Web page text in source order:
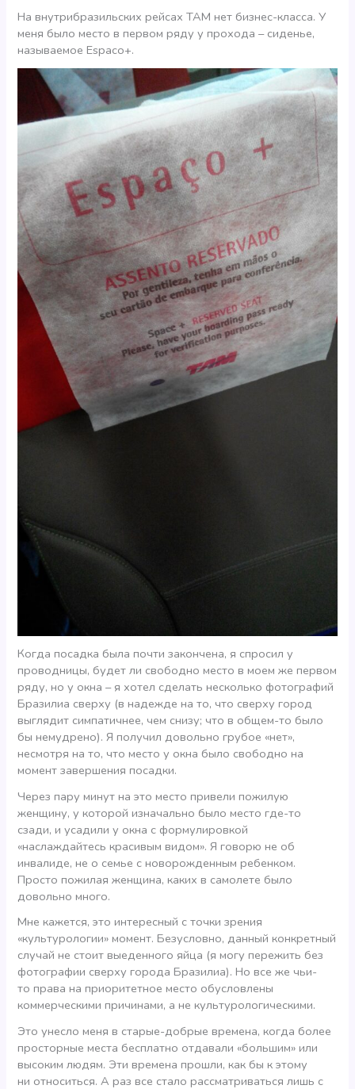
На внутрибразильских рейсах ТАМ нет бизнес-класса. У
меня было место в первом ряду у прохода – сиденье,
называемое Espaco+.
Когда посадка была почти закончена, я спросил у
проводницы, будет ли свободно место в моем же первом
ряду, но у окна – я хотел сделать несколько фотографий
Бразилиа сверху (в надежде на то, что сверху город
выглядит симпатичнее, чем снизу; что в общем-то было
бы немудрено). Я получил довольно грубое «нет»,
несмотря на то, что место у окна было свободно на
момент завершения посадки.
Через пару минут на это место привели пожилую
женщину, у которой изначально было место где-то
сзади, и усадили у окна с формулировкой
«наслаждайтесь красивым видом». Я говорю не об
инвалиде, не о семье с новорожденным ребенком.
Просто пожилая женщина, каких в самолете было
довольно много.
Мне кажется, это интересный с точки зрения
«культурологии» момент. Безусловно, данный конкретный
случай не стоит выеденного яйца (я могу пережить без
фотографии сверху города Бразилиа). Но все же чьи-
то права на приоритетное место обусловлены
коммерческими причинами, а не культурологическими.
Это унесло меня в старые-добрые времена, когда более
просторные места бесплатно отдавали «большим» или
высоким людям. Эти времена прошли, как бы к этому
ни относиться. А раз все стало рассматриваться лишь с